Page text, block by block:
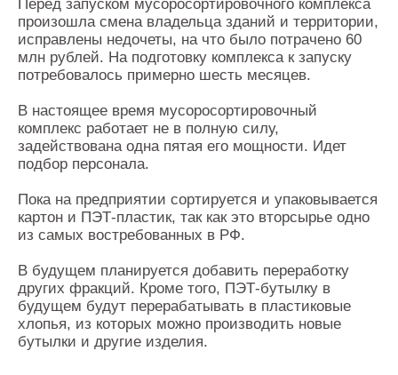
Перед запуском мусоросортировочного комплекса
произошла смена владельца зданий и территории,
исправлены недочеты, на что было потрачено 60
млн рублей. На подготовку комплекса к запуску
потребовалось примерно шесть месяцев.
В настоящее время мусоросортировочный
комплекс работает не в полную силу,
задействована одна пятая его мощности. Идет
подбор персонала.
Пока на предприятии сортируется и упаковывается
картон и ПЭТ-пластик, так как это вторсырье одно
из самых востребованных в РФ.
В будущем планируется добавить переработку
других фракций. Кроме того, ПЭТ-бутылку в
будущем будут перерабатывать в пластиковые
хлопья, из которых можно производить новые
бутылки и другие изделия.